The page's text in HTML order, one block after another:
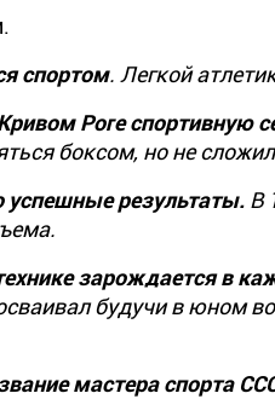
спортом. Легкой
Роге спортивную
боксом, но не
результаты. В
зарождается в
будучи в юном
мастера спорта